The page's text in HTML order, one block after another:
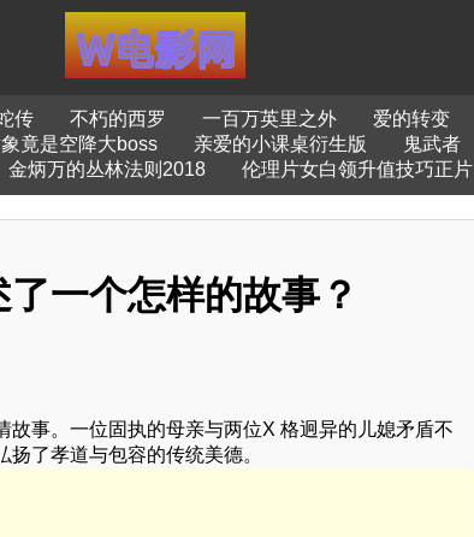
传 不朽的西罗 一百万英里之外 爱的转变
竟是空降大boss 亲爱的小课桌衍生版 鬼武者
金炳万的丛林法则2018 伦理片女白领升值技巧正片
一个怎样的故事？
事。一位固执的母亲与两位X 格迥异的儿媳矛盾不
了孝道与包容的传统美德。